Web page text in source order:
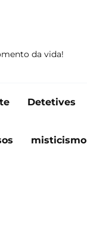
da vida!
Detetives
misticismo